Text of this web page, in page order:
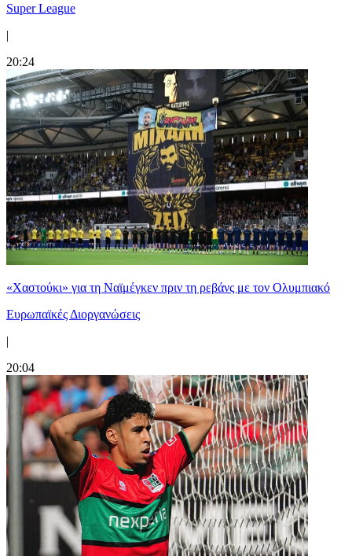
Super League
|
20:24
«Χαστούκι» για τη Ναϊμέγκεν πριν τη ρεβάνς με τον Ολυμπιακό
Ευρωπαϊκές Διοργανώσεις
|
20:04